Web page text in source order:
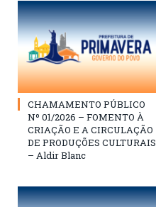
CHAMAMENTO PÚBLICO
Nº 01/2026 – FOMENTO À
CRIAÇÃO E A CIRCULAÇÃO
DE PRODUÇÕES CULTURAIS
– Aldir Blanc